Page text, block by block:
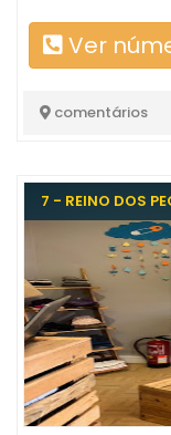
Ver
comentários
7 - REINO DOS